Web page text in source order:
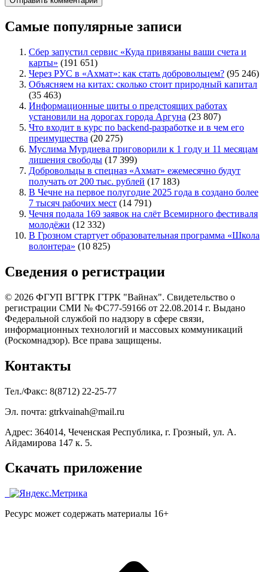
Самые популярные записи
Сбер запустил сервис «Куда привязаны ваши счета и
карты» (191 651)
Через РУС в «Ахмат»: как стать добровольцем? (95 246)
Объясняем на китах: сколько стоит природный капитал
(35 463)
Информационные щиты о предстоящих работах
установили на дорогах города Аргуна (23 807)
Что входит в курс по backend-разработке и в чем его
преимущества (20 275)
Муслима Мурдиева приговорили к 1 году и 11 месяцам
лишения свободы (17 399)
Добровольцы в спецназ «Ахмат» ежемесячно будут
получать от 200 тыс. рублей (17 183)
В Чечне на первое полугодие 2025 года в создано более
7 тысяч рабочих мест (14 791)
Чечня подала 169 заявок на слёт Всемирного фестиваля
молодёжи (12 332)
В Грозном стартует образовательная программа «Школа
волонтера» (10 825)
Сведения о регистрации
© 2026 ФГУП ВГТРК ГТРК "Вайнах". Свидетельство о
регистрации СМИ № ФС77-59166 от 22.08.2014 г. Выдано
Федеральной службой по надзору в сфере связи,
информационных технологий и массовых коммуникаций
(Роскомнадзор). Все права защищены.
Контакты
Тел./Факс: 8(8712) 22-25-77
Эл. почта: gtrkvainah@mail.ru
Адрес: 364014, Чеченская Республика, г. Грозный, ул. А.
Айдамирова 147 к. 5.
Скачать приложение
Ресурс может содержать материалы 16+